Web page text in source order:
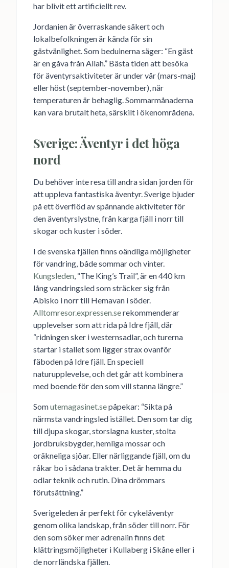
har blivit ett artificiellt rev.
Jordanien är överraskande säkert och
lokalbefolkningen är kända för sin
gästvänlighet. Som beduinerna säger: “En gäst
är en gåva från Allah.” Bästa tiden att besöka
för äventyrsaktiviteter är under vår (mars-maj)
eller höst (september-november), när
temperaturen är behaglig. Sommarmånaderna
kan vara brutalt heta, särskilt i ökenområdena.
Sverige: Äventyr i det höga
nord
Du behöver inte resa till andra sidan jorden för
att uppleva fantastiska äventyr. Sverige bjuder
på ett överflöd av spännande aktiviteter för
den äventyrslystne, från karga fjäll i norr till
skogar och kuster i söder.
I de svenska fjällen finns oändliga möjligheter
för vandring, både sommar och vinter.
Kungsleden, “The King’s Trail”, är en 440 km
lång vandringsled som sträcker sig från
Abisko i norr till Hemavan i söder.
Alltomresor.expressen.serekommenderar
upplevelser som att rida på Idre fjäll, där
“ridningen sker i westernsadlar, och turerna
startar i stallet som ligger strax ovanför
fäboden på Idre fjäll. En speciell
naturupplevelse, och det går att kombinera
med boende för den som vill stanna längre.”
Somutemagasinet.sepåpekar: “Sikta på
närmsta vandringsled istället. Den som tar dig
till djupa skogar, storslagna kuster, stolta
jordbruksbygder, hemliga mossar och
oräkneliga sjöar. Eller närliggande fjäll, om du
råkar bo i sådana trakter. Det är hemma du
odlar teknik och rutin. Dina drömmars
förutsättning.”
Sverigeleden är perfekt för cykeläventyr
genom olika landskap, från söder till norr. För
den som söker mer adrenalin finns det
klättringsmöjligheter i Kullaberg i Skåne eller i
de norrländska fjällen.